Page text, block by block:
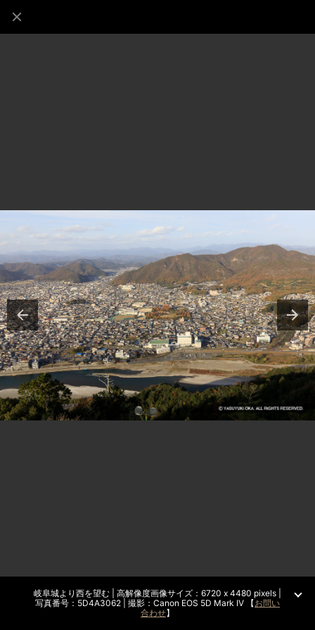
岐阜城より西を望む | 高解像度画像サイズ：6720 x 4480 pixels |
写真番号：5D4A3062 | 撮影：Canon EOS 5D Mark IV 【お問い
合わせ】